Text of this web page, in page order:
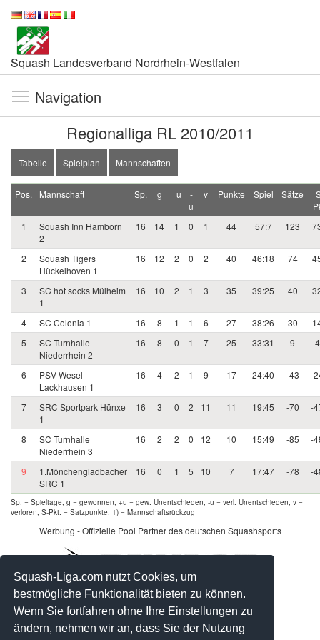
Squash-Liga.com nutzt Cookies, um
bestmögliche Funktionalität bieten zu können.
Wenn Sie fortfahren ohne Ihre Einstellungen zu
ändern, nehmen wir an, dass Sie der Nutzung
Squash Landesverband Nordrhein-Westfalen
Navigation
Regionalliga RL 2010/2011
Tabelle Spielplan Mannschaften
Pos. Mannschaft Sp. g +u
-
u
v Punkte Spiel Sätze
1
Squash Inn Hamborn
2
16 14 1 0 1 44 57:7 123
2
Squash Tigers
Hückelhoven 1
16 12 2 0 2 40 46:18 74
3
SC hot socks Mülheim
1
16 10 2 1 3 35 39:25 40
4 SC Colonia 1 16 8 1 1 6 27 38:26 30
5
SC Turnhalle
Niederrhein 2
16 8 0 1 7 25 33:31 9
6
PSV Wesel-
Lackhausen 1
16 4 2 1 9 17 24:40 -43 -
7
SRC Sportpark Hünxe
1
16 3 0 2 11 11 19:45 -70 -
8
SC Turnhalle
Niederrhein 3
16 2 2 0 12 10 15:49 -85 -
9
1.Mönchengladbacher
SRC 1
16 0 1 5 10 7 17:47 -78 -
Sp. = Spieltage, g = gewonnen, +u = gew. Unentschieden, -u = verl. Unentschieden, v =
verloren, S-Pkt. = Satzpunkte, 1) = Mannschaftsrückzug
Werbung - Offizielle Pool Partner des deutschen Squashsports